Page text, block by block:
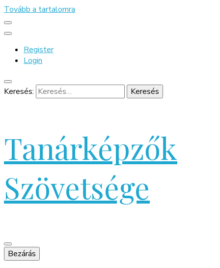
Tovább a tartalomra
Register
Login
Keresés:
Tanárképzők
Szövetsége
Bezárás